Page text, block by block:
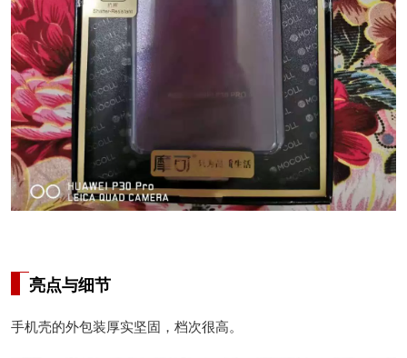
亮点与细节
手机壳的外包装厚实坚固，档次很高。